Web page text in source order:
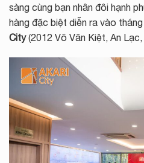
sàng cùng bạn nhân đôi hạnh
hàng đặc biệt diễn ra vào
City(2012 Võ Văn Kiệt, An Lạc,